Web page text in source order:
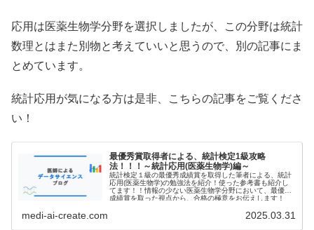
応用は医薬生物学分野を選択しましたが、この分野は統計
数理とはまた別物と考えていいと思うので、別の記事にま
とめています。
統計応用が気になる方は是非、こちらの記事をご覧くださ
い！
最優秀賞取得者による、統計検定1級攻略
法！！！～統計応用(医薬生物学)編～
統計検定１級の最優秀成績賞を取得した筆者による、統計
応用(医薬生物学)の勉強法を紹介！使った参考書も紹介し
てます！！情報の少ない医薬生物学分野において、最優秀
成績賞を取った視点から、合格の極意をお伝えします！
medi-ai-create.com 2025.03.31